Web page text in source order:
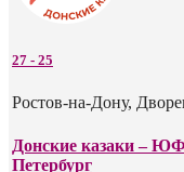
27 - 25
Ростов-на-Дону,
Донские казаки –
Петербург